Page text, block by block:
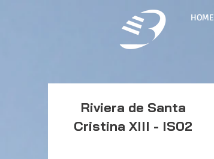
HOME
Riviera de Santa
Cristina XIII - IS02